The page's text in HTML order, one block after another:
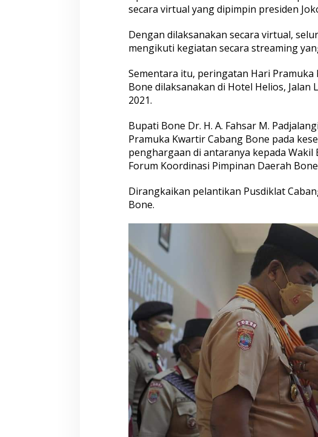
a
k
a
0
2
1
D
g
e
l
a
r
e
c
r
i
r
a
secara virtual yang dipimpin presiden
Dengan dilaksanakan secara virtual,
mengikuti kegiatan secara streaming
Sementara itu, peringatan Hari
Bone dilaksanakan di Hotel Helios, Jalan
2021.
Bupati Bone Dr. H. A. Fahsar M.
Pramuka Kwartir Cabang Bone pada
penghargaan di antaranya kepada Wakil
Forum Koordinasi Pimpinan Daerah
Dirangkaikan pelantikan Pusdiklat
Bone.